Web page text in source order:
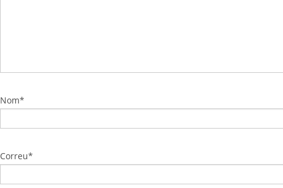
Nom*
Correu*